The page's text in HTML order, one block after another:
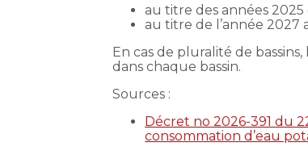
au titre des années
au titre de l’année 2027
En cas de pluralité de
dans chaque bassin.
Sources :
Décret no 2026-391 du
consommation d’eau